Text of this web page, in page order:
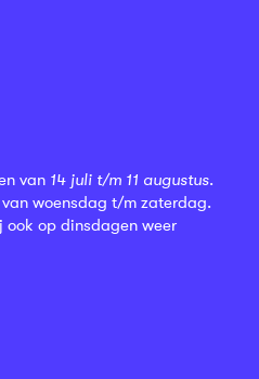
van 14 juli t/m 11 augustus.
woensdag t/m zaterdag.
ook op dinsdagen weer